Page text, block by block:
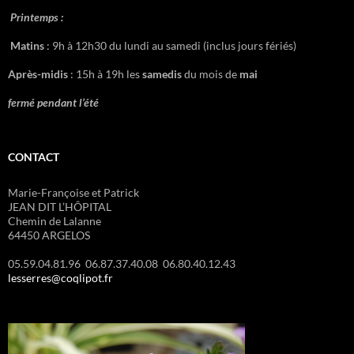
Printemps :
Matins : 9h à 12h30 du lundi au samedi (inclus jours fériés)
Après-midis : 15h à 19h lessamedisdu mois de mai
fermé pendant l’été
CONTACT
Marie-Françoise et Patrick
JEAN DIT L’HÔPITAL
Chemin de Lalanne
64450 ARGELOS
05.59.04.81.96 06.87.37.40.08 06.80.40.12.43
lesserres@coqlipot.fr